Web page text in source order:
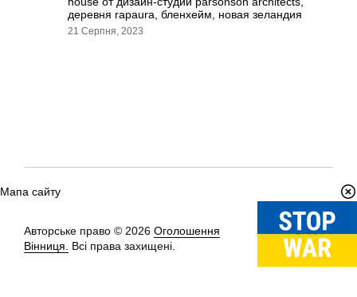
деревня rapaura, бленхейм, новая зеландия
21 Серпня, 2023
Мапа сайту
Авторське право © 2026 Оголошення
Вінниця.
Всі права захищені.
Вгору